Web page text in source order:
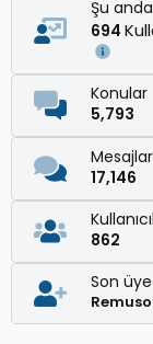
694
Konular
5,793
Mesajlar
17,146
862
Son üye